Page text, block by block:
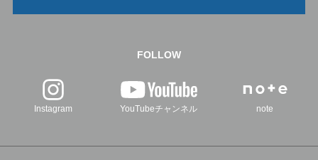
FOLLOW
Instagram YouTubeチャンネル note